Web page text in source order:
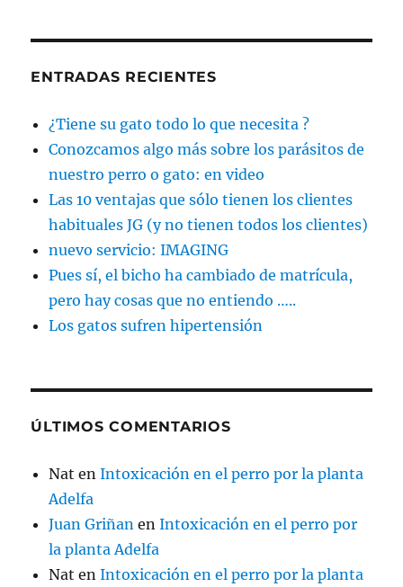
ENTRADAS RECIENTES
¿Tiene su gato todo lo que necesita ?
Conozcamos algo más sobre los parásitos de
nuestro perro o gato: en video
Las 10 ventajas que sólo tienen los clientes
habituales JG (y no tienen todos los clientes)
nuevo servicio: IMAGING
Pues sí, el bicho ha cambiado de matrícula,
pero hay cosas que no entiendo …..
Los gatos sufren hipertensión
ÚLTIMOS COMENTARIOS
Nat enIntoxicación en el perro por la planta
Adelfa
Juan Griñan enIntoxicación en el perro por
la planta Adelfa
Nat enIntoxicación en el perro por la planta